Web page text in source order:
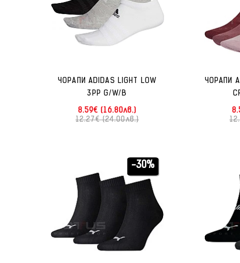
ЧОРАПИ ADIDAS LIGHT LOW
3PP G/W/B
8.59€ (16.80лв.)
12.27€ (24.00лв.)
ЧОРАПИ
-30%